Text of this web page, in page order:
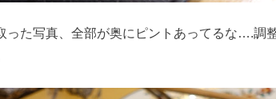
った写真、全部が奥にピントあってるな….調